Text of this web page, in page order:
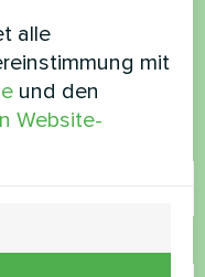
werden Ihnen
alle
mit
und den
Website-